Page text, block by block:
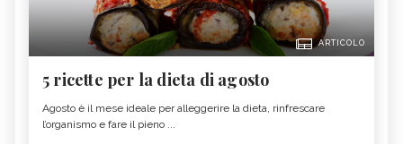
ARTICOLO
5 ricette per la dieta di agosto
Agosto è il mese ideale per alleggerire la dieta, rinfrescare
l’organismo e fare il pieno ...